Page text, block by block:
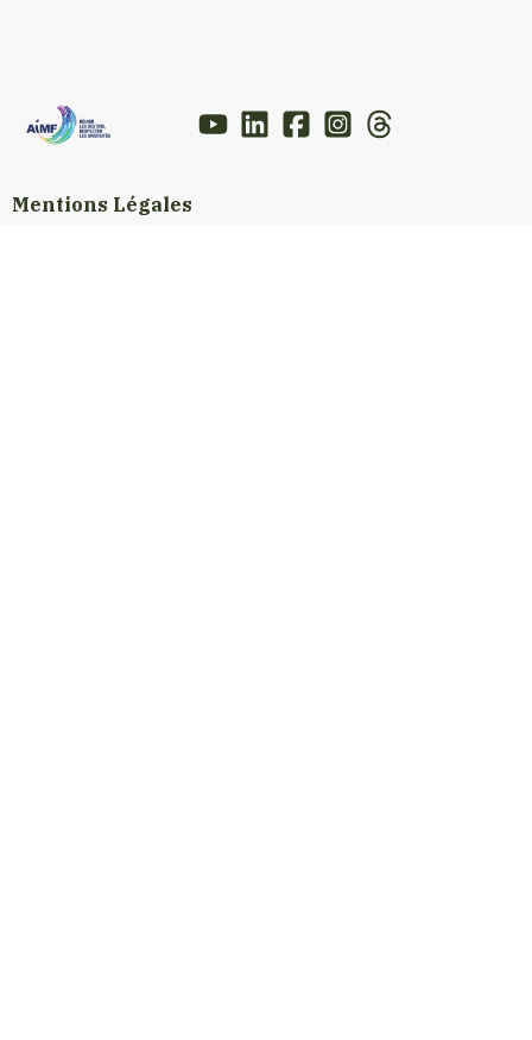
Mentions Légales